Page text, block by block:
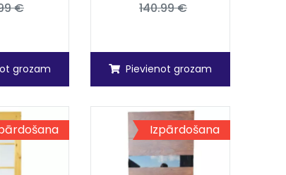
€
grozam
140.99 €
Pievienot grozam
Izpārdošana